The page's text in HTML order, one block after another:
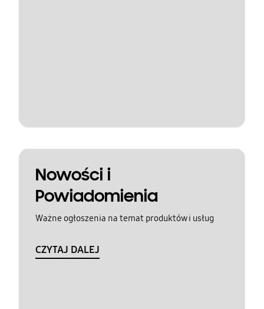
Nowości i
Powiadomienia
Ważne ogłoszenia na temat produktów i usług
CZYTAJ DALEJ